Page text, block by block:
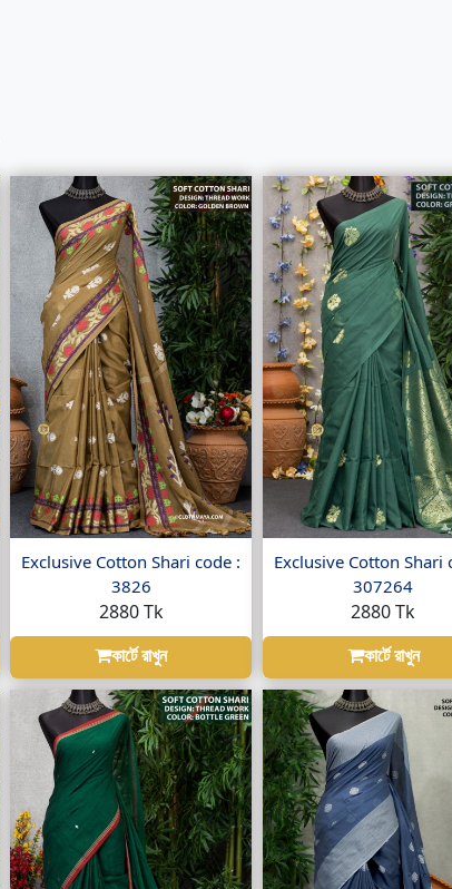
Exclusive Cotton Shari code :
3826
2880 Tk
কার্টে রাখুন
Exclusive Cotton Shari
307264
2880 Tk
কার্টে রাখুন